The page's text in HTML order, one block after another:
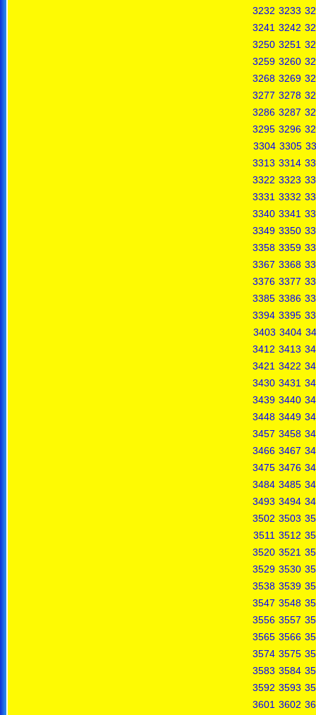
3232 3233
3241 3242
3250 3251
3259 3260
3268 3269
3277 3278
3286 3287
3295 3296
3304 3305
3313 3314
3322 3323
3331 3332
3340 3341
3349 3350
3358 3359
3367 3368
3376 3377
3385 3386
3394 3395
3403 3404
3412 3413
3421 3422
3430 3431
3439 3440
3448 3449
3457 3458
3466 3467
3475 3476
3484 3485
3493 3494
3502 3503
3511 3512
3520 3521
3529 3530
3538 3539
3547 3548
3556 3557
3565 3566
3574 3575
3583 3584
3592 3593
3601 3602